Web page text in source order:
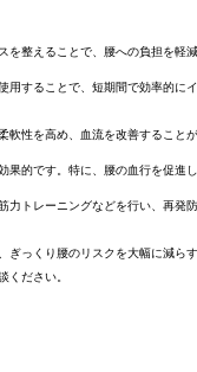
整えることで、腰への負担を軽
することで、短期間で効率的
性を高め、血流を改善すること
的です。特に、腰の血行を促進
トレーニングなどを行い、再
っくり腰のリスクを大幅に減
ください。